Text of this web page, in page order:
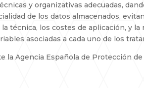
y organizativas adecuadas,
de los datos almacenados,
técnica, los costes de aplicación, y la
asociadas a cada uno de los
la Agencia Española de Protección de